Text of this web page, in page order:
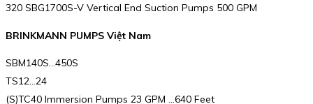
320 SBG1700S-V Vertical End Suction Pumps 500 GPM
BRINKMANN PUMPS Việt Nam
SBM140S…450S
TS12…24
(S)TC40 Immersion Pumps 23 GPM …640 Feet